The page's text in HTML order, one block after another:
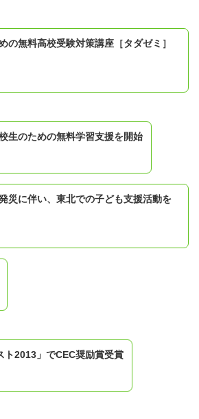
の無料高校受験対策講座［タダゼミ］
生のための無料学習支援を開始
災に伴い、東北での子ども支援活動を
ト2013」でCEC奨励賞受賞